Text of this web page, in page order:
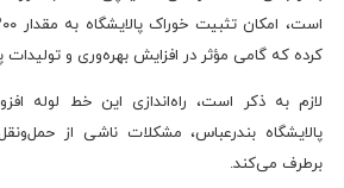
کرده که گامی مؤثر در افزایش بهره‌وری و
لازم به ذکر است، راه‌اندازی این خط لوله
پالایشگاه بندرعباس، مشکلات ناشی از
برطرف می‌کند.